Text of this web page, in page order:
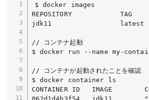
$ docker images
REPOSITORY            TAG
jdk11                 latest
// コンテナ起動
$ docker run --name my-
// コンテナが起動されたことを確認
$ docker container ls
CONTAINER ID   IMAGE